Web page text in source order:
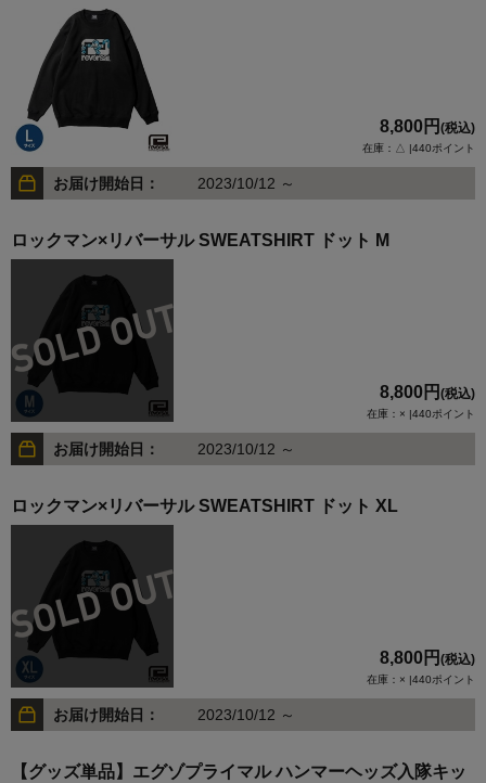
8,800円 (税込)
在庫：△ |440ポイント
お届け開始日： 2023/10/12 ～
ロックマン×リバーサル SWEATSHIRT ドット M
8,800円 (税込)
在庫：× |440ポイント
お届け開始日： 2023/10/12 ～
ロックマン×リバーサル SWEATSHIRT ドット XL
8,800円 (税込)
在庫：× |440ポイント
お届け開始日： 2023/10/12 ～
【グッズ単品】エグゾプライマル ハンマーヘッズ入隊キッ